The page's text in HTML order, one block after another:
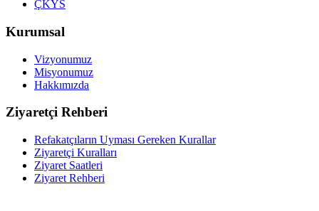
ÇKYS
Kurumsal
Vizyonumuz
Misyonumuz
Hakkımızda
Ziyaretçi Rehberi
Refakatçıların Uyması Gereken Kurallar
Ziyaretçi Kuralları
Ziyaret Saatleri
Ziyaret Rehberi